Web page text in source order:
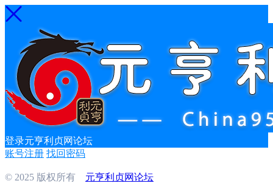
登录元亨利贞网论坛
账号注册 找回密码
© 2025 版权所有 元亨利贞网论坛